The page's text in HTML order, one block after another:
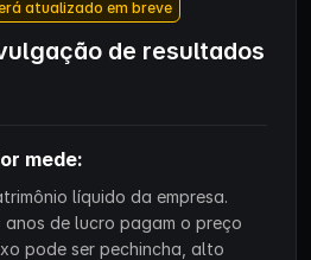
atualizado em breve
de resultados
mede:
líquido da empresa.
de lucro pagam o preço
pode ser pechincha, alto